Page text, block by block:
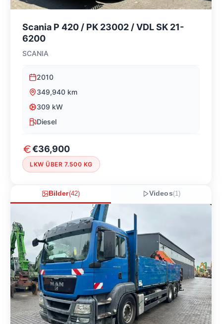
Scania P 420 / PK 23002 / VDL SK 21-
6200
SCANIA
2010
349,940 km
309 kW
Diesel
€36,900
LKW ÜBER 7.500 KG
Bilder(42) Videos(1)